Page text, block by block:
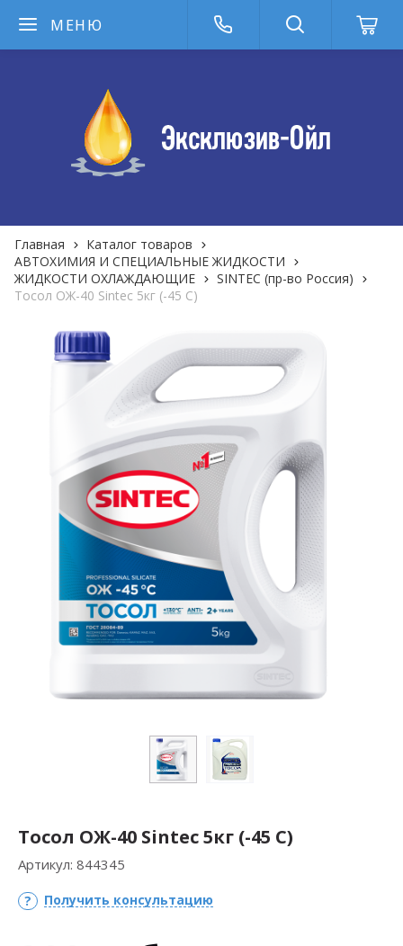
МЕНЮ
Главная
Каталог товаров
АВТОХИМИЯ И СПЕЦИАЛЬНЫЕ ЖИДКОСТИ
ЖИДКОСТИ ОХЛАЖДАЮЩИЕ
SINTEC (пр-во Россия)
Тосол ОЖ-40 Sintec 5кг (-45 С)
Тосол ОЖ-40 Sintec 5кг (-45 С)
Артикул: 844345
Получить консультацию